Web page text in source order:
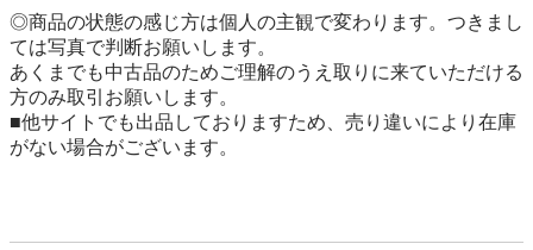
◎商品の状態の感じ方は個人の主観で変わります。つきまし
ては写真で判断お願いします。
あくまでも中古品のためご理解のうえ取りに来ていただける
方のみ取引お願いします。
■他サイトでも出品しておりますため、売り違いにより在庫
がない場合がございます。